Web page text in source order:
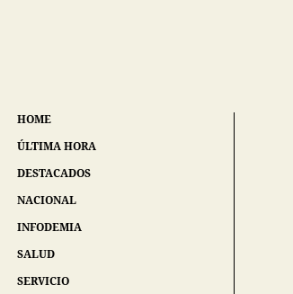
HOME
ÚLTIMA HORA
DESTACADOS
NACIONAL
INFODEMIA
SALUD
SERVICIO